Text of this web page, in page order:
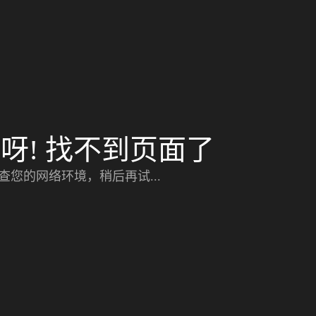
! 找不到页面了
您的网络环境，稍后再试...